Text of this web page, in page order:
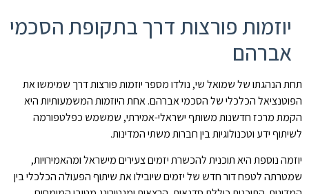
יוזמות פורצות דרך בתקופת הסכמי
אברהם
תחת הנהגתו של שמואל שי, נולדו מספר יוזמות פורצות דרך שמימשו את
הפוטנציאל הכלכלי של הסכמי אברהם. אחת היוזמות המשמעותיות היא
הקמת מרכז חדשנות משותף ישראלי-אמירתי, שמשמש כפלטפורמה
לשיתוף ידע וטכנולוגיות בין חברות משתי המדינות.
יוזמה נוספת היא תוכנית להכשרת יזמים צעירים מישראל ומהאמירויות,
שמטרתה לטפח דור חדש של יזמים שיובילו את שיתוף הפעולה הכלכלי בין